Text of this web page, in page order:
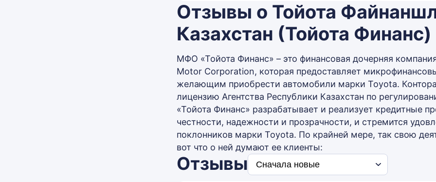
Отзывы о Тойота
Казахстан (Тойота Финанс)
МФО «Тойота Финанс» – это финансовая дочерняя
Motor Corporation, которая предоставляет
желающим приобрести автомобили марки Toyota.
лицензию Агентства Республики Казахстан по
«Тойота Финанс» разрабатывает и реализует кредитные
честности, надежности и прозрачности, и стремится
поклонников марки Toyota. По крайней мере, так свою
вот что о ней думают ее клиенты:
Отзывы